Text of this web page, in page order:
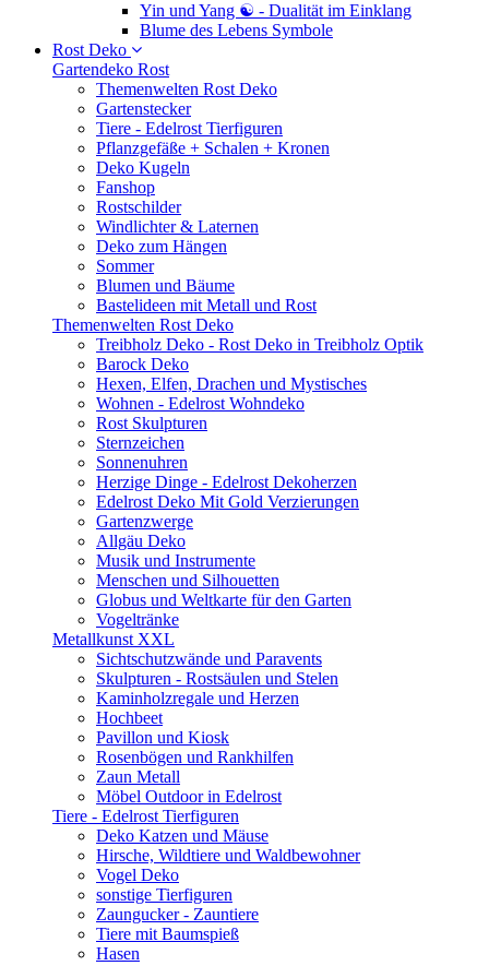
Yin und Yang ☯ - Dualität im Einklang
Blume des Lebens Symbole
Rost Deko
Gartendeko Rost
Themenwelten Rost Deko
Gartenstecker
Tiere - Edelrost Tierfiguren
Pflanzgefäße + Schalen + Kronen
Deko Kugeln
Fanshop
Rostschilder
Windlichter & Laternen
Deko zum Hängen
Sommer
Blumen und Bäume
Bastelideen mit Metall und Rost
Themenwelten Rost Deko
Treibholz Deko - Rost Deko in Treibholz Optik
Barock Deko
Hexen, Elfen, Drachen und Mystisches
Wohnen - Edelrost Wohndeko
Rost Skulpturen
Sternzeichen
Sonnenuhren
Herzige Dinge - Edelrost Dekoherzen
Edelrost Deko Mit Gold Verzierungen
Gartenzwerge
Allgäu Deko
Musik und Instrumente
Menschen und Silhouetten
Globus und Weltkarte für den Garten
Vogeltränke
Metallkunst XXL
Sichtschutzwände und Paravents
Skulpturen - Rostsäulen und Stelen
Kaminholzregale und Herzen
Hochbeet
Pavillon und Kiosk
Rosenbögen und Rankhilfen
Zaun Metall
Möbel Outdoor in Edelrost
Tiere - Edelrost Tierfiguren
Deko Katzen und Mäuse
Hirsche, Wildtiere und Waldbewohner
Vogel Deko
sonstige Tierfiguren
Zaungucker - Zauntiere
Tiere mit Baumspieß
Hasen